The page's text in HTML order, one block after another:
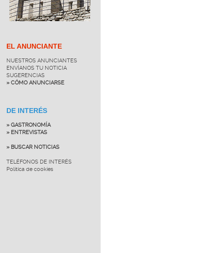
EL ANUNCIANTE
NUESTROS ANUNCIANTES
ENVÍANOS TU NOTICIA
SUGERENCIAS
» CÓMO ANUNCIARSE
DE INTERÉS
» GASTRONOMÍA
» ENTREVISTAS
» BUSCAR NOTICIAS
TELÉFONOS DE INTERÉS
Política de cookies